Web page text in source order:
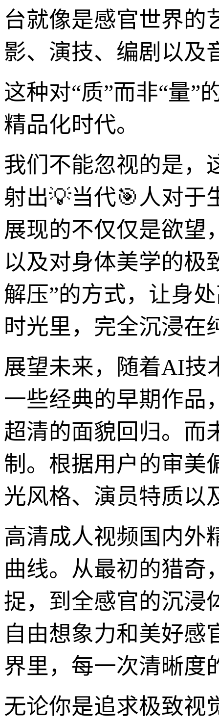
台就像是感官世界的
影、演技、编剧以及
这种对“质”而非“量”
精品化时代。
我们不能忽视的是，
射出💡当代🎯人对于
展现的不仅仅是欲望
以及对身体美学的极
解压”的方式，让身
时光里，完全沉浸在
展望未来，随着AI技
一些经典的早期作品
超清的面貌回归。而
制。根据用户的审美
光风格、演员特质以
高清成人视频国内外
曲线。从最初的猎奇
捉，到全感官的沉浸
自由想象力和美好感
界里，每一次清晰度
无论你是追求极致视